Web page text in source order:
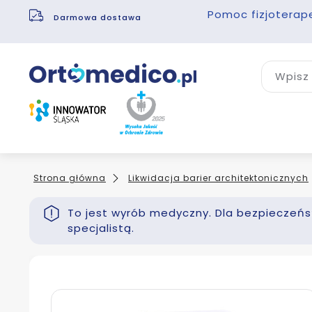
Darmowa dostawa Pomoc
Strona główna Likwidacja barier architektonicznych
To jest wyrób medyczny. Dla
specjalistą.